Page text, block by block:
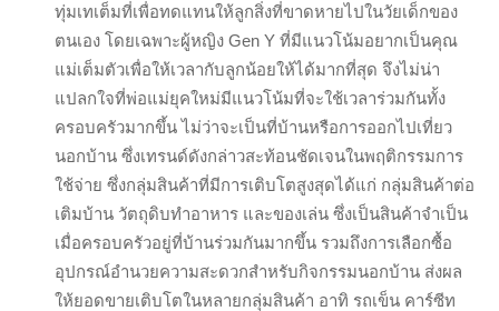
ทุ่มเทเต็มที่เพื่อทดแทนให้ลูกสิ่งที่ขาดหายไปในวัยเด็กของ
ตนเอง โดยเฉพาะผู้หญิง Gen Y ที่มีแนวโน้มอยากเป็นคุณ
แม่เต็มตัวเพื่อให้เวลากับลูกน้อยให้ได้มากที่สุด จึงไม่น่า
แปลกใจที่พ่อแม่ยุคใหม่มีแนวโน้มที่จะใช้เวลาร่วมกันทั้ง
ครอบครัวมากขึ้น ไม่ว่าจะเป็นที่บ้านหรือการออกไปเที่ยว
นอกบ้าน ซึ่งเทรนด์ดังกล่าวสะท้อนชัดเจนในพฤติกรรมการ
ใช้จ่าย ซึ่งกลุ่มสินค้าที่มีการเติบโตสูงสุดได้แก่ กลุ่มสินค้าต่อ
เติมบ้าน วัตถุดิบทำอาหาร และของเล่น ซึ่งเป็นสินค้าจำเป็น
เมื่อครอบครัวอยู่ที่บ้านร่วมกันมากขึ้น รวมถึงการเลือกซื้อ
อุปกรณ์อำนวยความสะดวกสำหรับกิจกรรมนอกบ้าน ส่งผล
ให้ยอดขายเติบโตในหลายกลุ่มสินค้า อาทิ รถเข็น คาร์ซีท